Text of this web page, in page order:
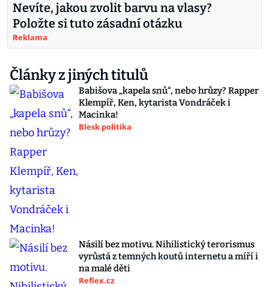
Nevíte, jakou zvolit barvu na vlasy?
Položte si tuto zásadní otázku
Reklama
Články z jiných titulů
Babišova „kapela snů“, nebo hrůzy? Rapper
Klempíř, Ken, kytarista Vondráček i
Macinka!
Blesk politika
Násilí bez motivu. Nihilistický terorismus
vyrůstá z temných koutů internetu a míří i
na malé děti
Reflex.cz